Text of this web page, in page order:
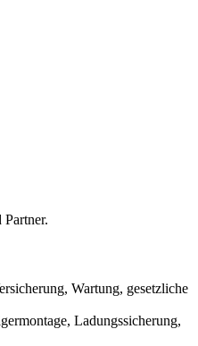
Wartung, gesetzliche
Ladungssicherung,